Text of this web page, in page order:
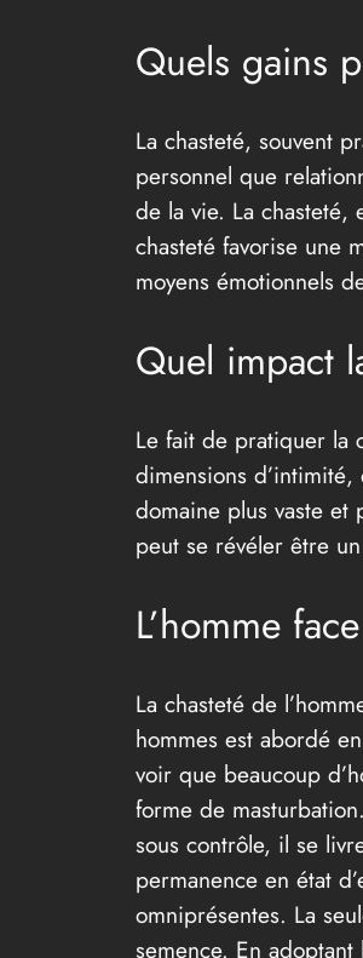
Quels gains
La chasteté, souvent
personnel que
de la vie. La chasteté,
chasteté favorise une
moyens émotionnels
Quel impact
Le fait de pratiquer la
dimensions
domaine plus vaste et
peut se révéler être
L’homme
La chasteté de
hommes est abordé
voir que beaucoup
forme de
sous contrôle, il se
permanence en état
omniprésentes. La
semence. En